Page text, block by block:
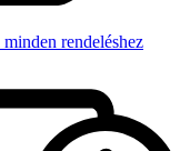
minden rendeléshez